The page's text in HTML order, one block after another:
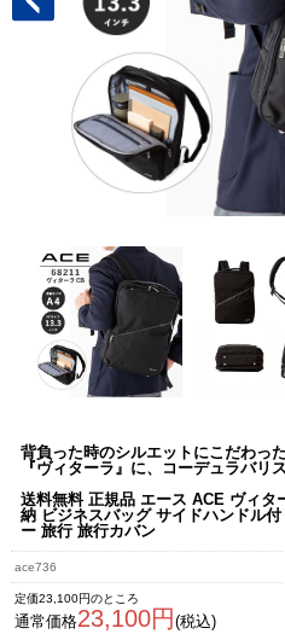
背負った時のシルエットにこだわっ
『ヴィターラ』に、コーデュラバリ
送料無料 正規品 エース ACE ヴィタ
納 ビジネスバッグ サイドハンドル
ー 旅行 旅行カバン
ace736
定価23,100円のところ
通常価格23,100円 (税込)